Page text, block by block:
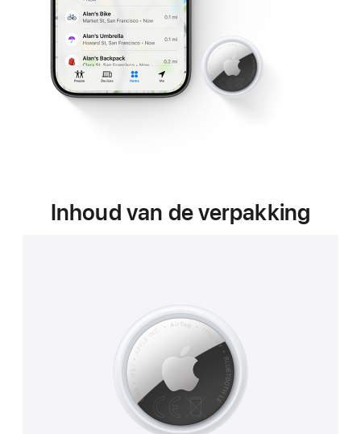
Inhoud van de verpakking